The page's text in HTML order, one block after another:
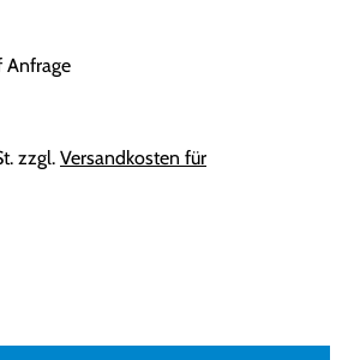
Anfrage
zzgl. Versandkosten für